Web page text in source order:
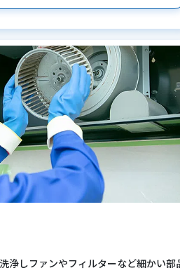
浄しファンやフィルターなど細かい部